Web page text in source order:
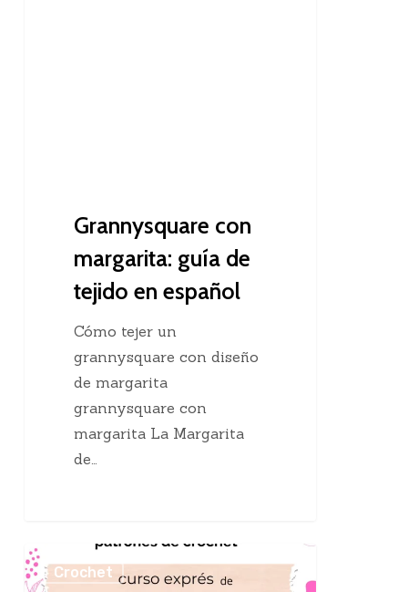
Grannysquare con
margarita: guía de
tejido en español
Cómo tejer un
grannysquare con diseño
de margarita
grannysquare con
margarita La Margarita
de…
Aprender
a
Crochet